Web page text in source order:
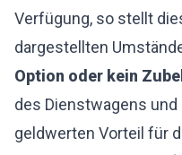
Verfügung, so stellt
dargestellten
Option oder kein
des Dienstwagens
geldwerten Vorteil für